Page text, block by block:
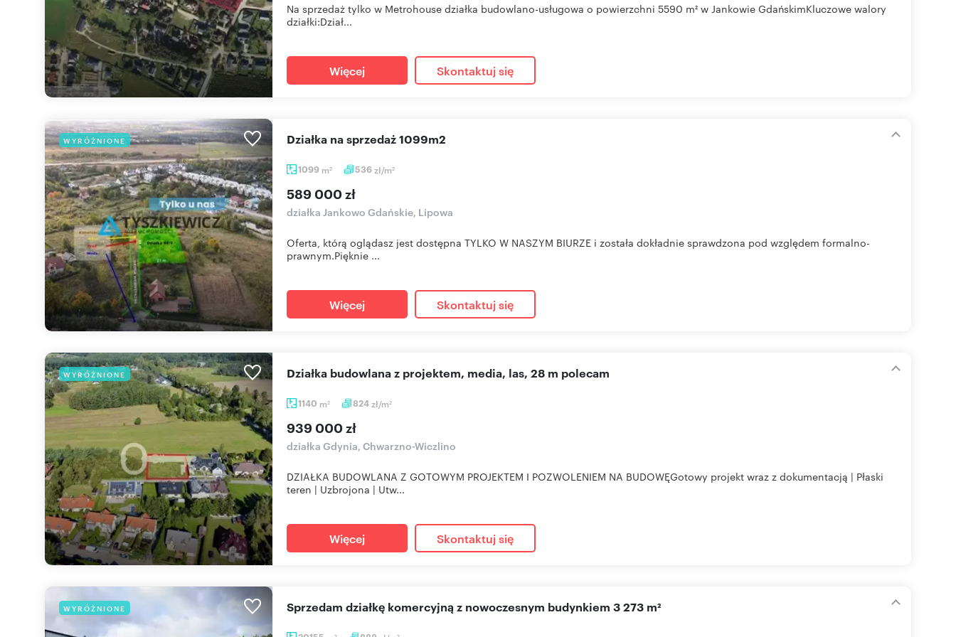
Na sprzedaż tylko w Metrohouse działka budowlano-usługowa o powierzchni 5590 m² w Jankowie GdańskimKluczowe walory
działki:Dział...
Więcej Skontaktuj się
WYRÓŻNIONE
1099 m2 536zł/m2
działka na sprzedaż 1099m2
589 000 zł
działka Jankowo Gdańskie, Lipowa
Oferta, którą oglądasz jest dostępna TYLKO W NASZYM BIURZE i została dokładnie sprawdzona pod względem formalno-
prawnym.Pięknie ...
Więcej Skontaktuj się
WYRÓŻNIONE
1140 m2 824zł/m2
Działka budowlana z projektem, media, las, 28 m polecam
939 000 zł
działka Gdynia, Chwarzno-Wiczlino
DZIAŁKA BUDOWLANA Z GOTOWYM PROJEKTEM I POZWOLENIEM NA BUDOWĘGotowy projekt wraz z dokumentacją | Płaski
teren | Uzbrojona | Utw...
Więcej Skontaktuj się
WYRÓŻNIONE Sprzedam działkę komercyjną z nowoczesnym budynkiem 3 273 m²